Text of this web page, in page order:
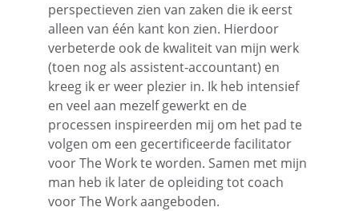
perspectieven zien van zaken die ik eerst
alleen van één kant kon zien. Hierdoor
verbeterde ook de kwaliteit van mijn werk
(toen nog als assistent-accountant) en
kreeg ik er weer plezier in. Ik heb intensief
en veel aan mezelf gewerkt en de
processen inspireerden mij om het pad te
volgen om een ​​gecertificeerde facilitator
voor The Work te worden. Samen met mijn
man heb ik later de opleiding tot coach
voor The Work aangeboden.